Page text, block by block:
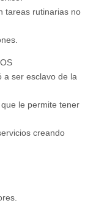
tareas rutinarias no
a ser esclavo de la
le permite tener
creando